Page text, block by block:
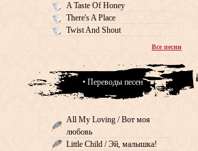
A Taste Of Honey
There's A Place
Twist And Shout
Все песни
• Переводы песен
All My Loving / Вот моя
любовь
Little Child / Эй, малышка!